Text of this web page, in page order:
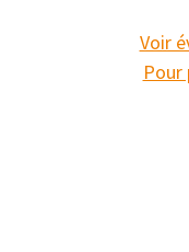
Voir
Pour